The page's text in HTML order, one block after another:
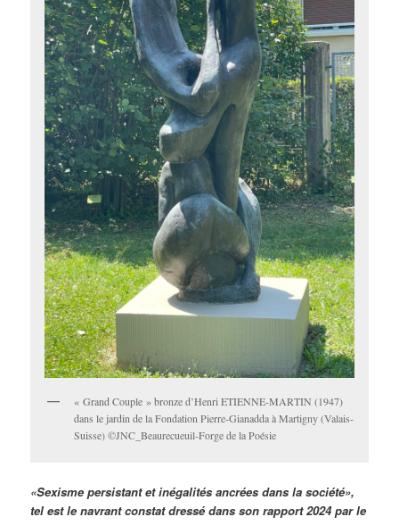
« Grand Couple » bronze d’Henri ETIENNE-MARTIN (1947)
dans le jardin de la Fondation Pierre-Gianadda à Martigny (Valais-
Suisse) ©JNC_Beaurecueuil-Forge de la Poésie
«Sexisme persistant et inégalités ancrées dans la société»,
tel est le navrant constat dressé dans son rapport 2024 par le